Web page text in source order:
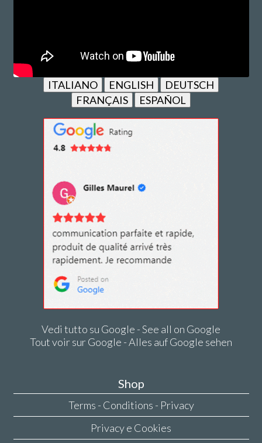
ITALIANO ENGLISH
DEUTSCH
FRANÇAIS
ESPAÑOL
Vedi tutto su Google - See all on Google
Tout voir sur Google - Alles auf Google sehen
Shop
Terms - Conditions - Privacy
Privacy e Cookies